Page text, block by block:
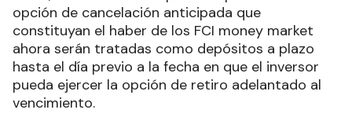
opción de cancelación anticipada que
constituyan el haber de los FCI money market
ahora serán tratadas como depósitos a plazo
hasta el día previo a la fecha en que el inversor
pueda ejercer la opción de retiro adelantado al
vencimiento.